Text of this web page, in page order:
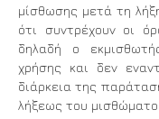
μίσθωσης μετά τη
ότι συντρέχουν οι
δηλαδή ο
χρήσης και δεν
διάρκεια της
λήξεως του